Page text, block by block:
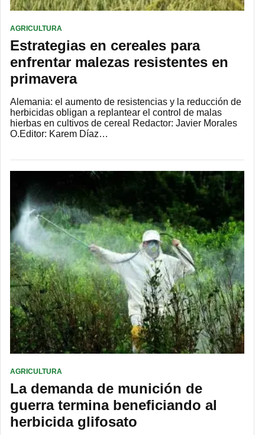
AGRICULTURA
Estrategias en cereales para
enfrentar malezas resistentes en
primavera
Alemania: el aumento de resistencias y la reducción de
herbicidas obligan a replantear el control de malas
hierbas en cultivos de cereal Redactor: Javier Morales
O.Editor: Karem Díaz…
AGRICULTURA
La demanda de munición de
guerra termina beneficiando al
herbicida glifosato